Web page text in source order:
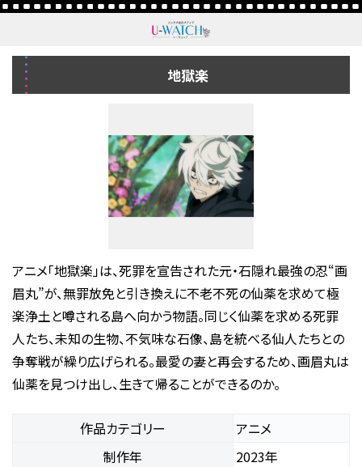
地獄楽
アニメ「地獄楽」は、死罪を宣告された元・石隠れ最強の忍“画
眉丸”が、無罪放免と引き換えに不老不死の仙薬を求めて極
楽浄土と噂される島へ向かう物語。同じく仙薬を求める死罪
人たち、未知の生物、不気味な石像、島を統べる仙人たちとの
争奪戦が繰り広げられる。最愛の妻と再会するため、画眉丸は
仙薬を見つけ出し、生きて帰ることができるのか。
作品カテゴリー
アニメ
制作年
2023年